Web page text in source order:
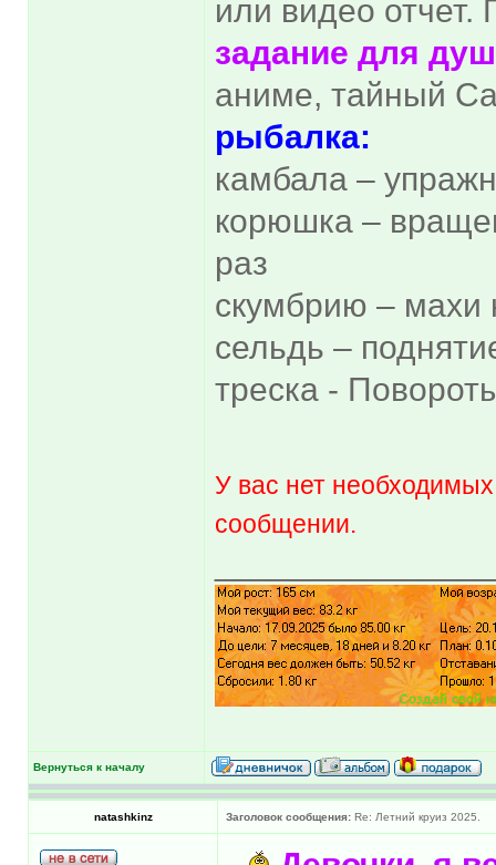
или видео отчет.
задание для
аниме, тайный
рыбалка:
камбала –
корюшка –
раз
скумбрию – махи
сельдь –
треска -
У вас нет
сообщении.
Вернуться к началу
natashkinz Заголовок сообщения: Re: Летний круиз 2025.